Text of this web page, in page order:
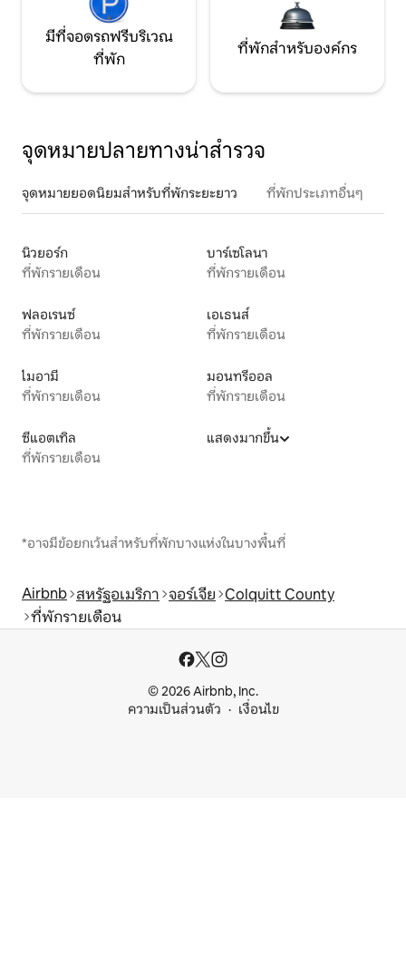
มีที่จอดรถฟรีบริเวณ
ที่พัก
ที่พักสำหรับองค์กร
จุดหมายปลายทางน่าสำรวจ
จุดหมายยอดนิยมสำหรับที่พักระยะยาว ที่พักประเภทอื่นๆ
นิวยอร์ก
ที่พักรายเดือน
บาร์เซโลนา
ที่พักรายเดือน
ฟลอเรนซ์
ที่พักรายเดือน
เอเธนส์
ที่พักรายเดือน
ไมอามี
ที่พักรายเดือน
มอนทรีออล
ที่พักรายเดือน
ซีแอตเทิล
ที่พักรายเดือน
แสดงมากขึ้น
*อาจมีข้อยกเว้นสำหรับที่พักบางแห่งในบางพื้นที่
Airbnb สหรัฐอเมริกา จอร์เจีย Colquitt County
ที่พักรายเดือน
© 2026 Airbnb, Inc.
ความเป็นส่วนตัว
เงื่อนไข